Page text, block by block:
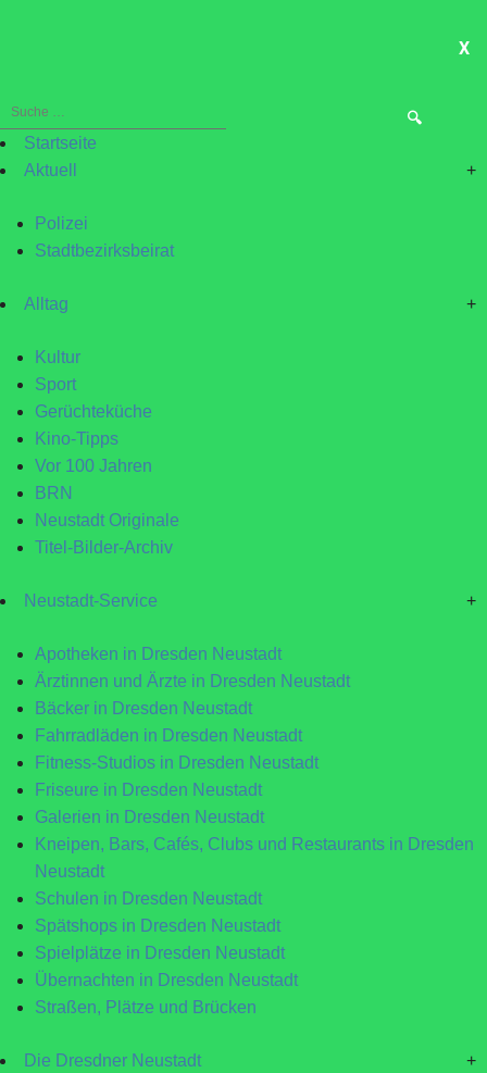
X
Suche
nach:Startseite
Aktuell
+
Polizei
Stadtbezirksbeirat
Alltag +
Kultur
Sport
Gerüchteküche
Kino-Tipps
Vor 100 Jahren
BRN
Neustadt Originale
Titel-Bilder-Archiv
Neustadt-Service +
Apotheken in Dresden Neustadt
Ärztinnen und Ärzte in Dresden Neustadt
Bäcker in Dresden Neustadt
Fahrradläden in Dresden Neustadt
Fitness-Studios in Dresden Neustadt
Friseure in Dresden Neustadt
Galerien in Dresden Neustadt
Kneipen, Bars, Cafés, Clubs und Restaurants in Dresden
Neustadt
Schulen in Dresden Neustadt
Spätshops in Dresden Neustadt
Spielplätze in Dresden Neustadt
Übernachten in Dresden Neustadt
Straßen, Plätze und Brücken
Die Dresdner Neustadt +